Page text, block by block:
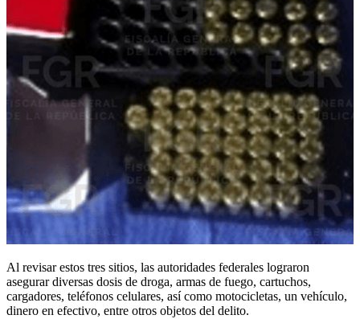
Al revisar estos tres sitios, las autoridades federales lograron
asegurar diversas dosis de droga, armas de fuego, cartuchos,
cargadores, teléfonos celulares, así como motocicletas, un vehículo,
dinero en efectivo, entre otros objetos del delito.